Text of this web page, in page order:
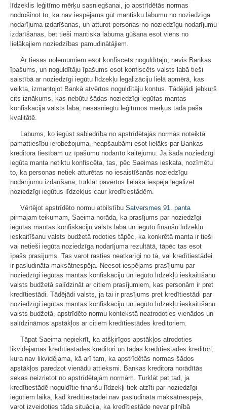
līdzeklis leģitīmo mērķu sasniegšanai, jo apstrīdētās normas
nodrošinot to, ka nav iespējams gūt mantisku labumu no noziedzīga
nodarījuma izdarīšanas, un atturot personas no noziedzīgu nodarījumu
izdarīšanas, bet tieši mantiska labuma gūšana esot viens no
lielākajiem noziedzības pamudinātājiem.
Ar tiesas nolēmumiem esot konfiscēts noguldītāju, nevis Bankas
īpašums, un noguldītāju īpašums esot konfiscēts valsts labā tieši
saistībā ar noziedzīgi iegūtu līdzekļu legalizāciju lielā apmērā, kas
veikta, izmantojot Bankā atvērtos noguldītāju kontus. Tādējādi jebkurš
cits iznākums, kas nebūtu šādas noziedzīgi iegūtas mantas
konfiskācija valsts labā, nesasniegtu leģitīmos mērķus tādā pašā
kvalitātē.
Labums, ko iegūst sabiedrība no apstrīdētajās normās noteiktā
pamattiesību ierobežojuma, neapšaubāmi esot lielāks par Bankas
kreditora tiesībām uz īpašumu nodarīto kaitējumu. Ja šāda noziedzīgi
iegūta manta netiktu konfiscēta, tas, pēc Saeimas ieskata, nozīmētu
to, ka personas netiek atturētas no iesaistīšanās noziedzīgu
nodarījumu izdarīšanā, turklāt pavērtos lielāka iespēja legalizēt
noziedzīgi iegūtus līdzekļus caur kredītiestādēm.
Vērtējot apstrīdēto normu atbilstību Satversmes 91. panta
pirmajam teikumam, Saeima norāda, ka prasījums par noziedzīgi
iegūtas mantas konfiskāciju valsts labā un iegūto finanšu līdzekļu
ieskaitīšanu valsts budžetā rodoties tāpēc, ka konkrētā manta ir tieši
vai netieši iegūta noziedzīga nodarījuma rezultātā, tāpēc tas esot
īpašs prasījums. Tas varot rasties neatkarīgi no tā, vai kredītiestādei
ir pasludināta maksātnespēja. Neesot iespējams prasījumu par
noziedzīgi iegūtas mantas konfiskāciju un iegūto līdzekļu ieskaitīšanu
valsts budžetā salīdzināt ar citiem prasījumiem, kas personām ir pret
kredītiestādi. Tādējādi valsts, ja tai ir prasījums pret kredītiestādi par
noziedzīgi iegūtas mantas konfiskāciju un iegūto līdzekļu ieskaitīšanu
valsts budžetā, apstrīdēto normu kontekstā neatrodoties vienādos un
salīdzināmos apstākļos ar citiem kredītiestādes kreditoriem.
Tāpat Saeima nepiekrīt, ka atšķirīgos apstākļos atrodoties
likvidējamas kredītiestādes kreditori un tādas kredītiestādes kreditori,
kura nav likvidējama, kā arī tam, ka apstrīdētās normas šādos
apstākļos paredzot vienādu attieksmi. Bankas kreditora norādītās
sekas neizrietot no apstrīdētajām normām. Turklāt pat tad, ja
kredītiestādē noguldītie finanšu līdzekļi tiek atzīti par noziedzīgi
iegūtiem laikā, kad kredītiestādei nav pasludināta maksātnespēja,
varot izveidoties tāda situācija, ka kredītiestāde nevar pilnībā